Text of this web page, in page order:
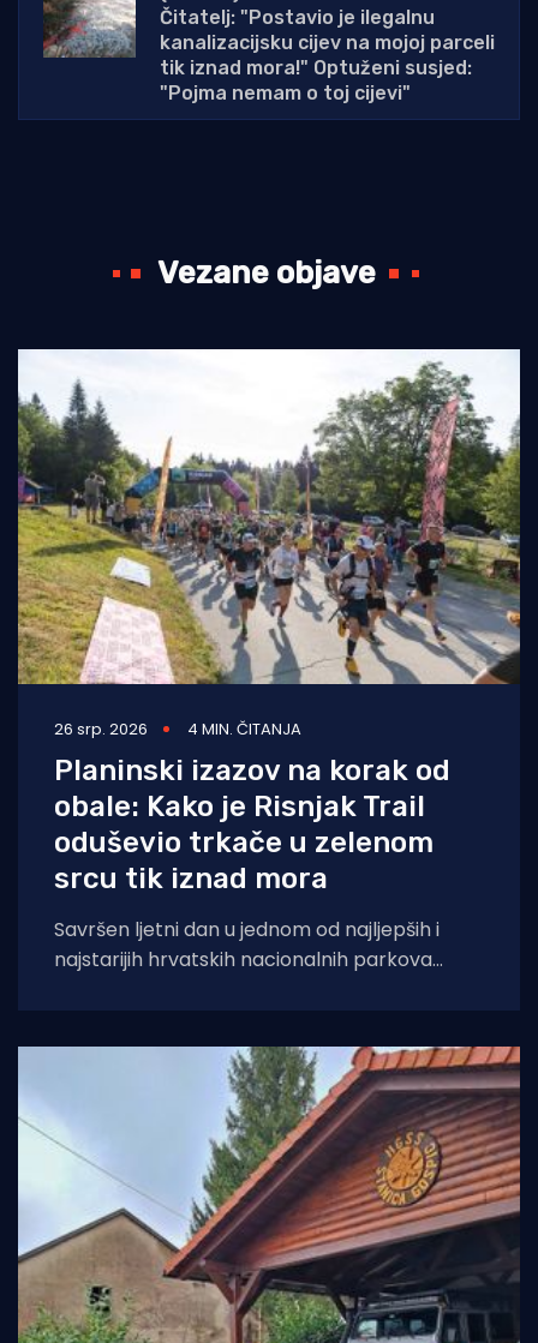
Čitatelj: "Postavio je ilegalnu
kanalizacijsku cijev na mojoj parceli
tik iznad mora!" Optuženi susjed:
"Pojma nemam o toj cijevi"
Vezane objave
26 srp. 2026 4 MIN. ČITANJA
Planinski izazov na korak od
obale: Kako je Risnjak Trail
oduševio trkače u zelenom
srcu tik iznad mora
Savršen ljetni dan u jednom od najljepših i
najstarijih hrvatskih nacionalnih parkova